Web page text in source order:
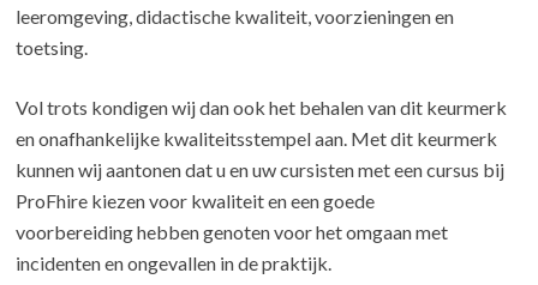
leeromgeving, didactische kwaliteit, voorzieningen en
toetsing.
Vol trots kondigen wij dan ook het behalen van dit keurmerk
en onafhankelijke kwaliteitsstempel aan. Met dit keurmerk
kunnen wij aantonen dat u en uw cursisten met een cursus bij
ProFhire kiezen voor kwaliteit en een goede
voorbereiding hebben genoten voor het omgaan met
incidenten en ongevallen in de praktijk.